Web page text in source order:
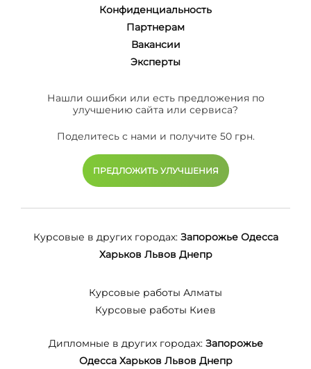
Конфиденциальность
Партнерам
Вакансии
Эксперты
Нашли ошибки или есть предложения по
улучшению сайта или сервиса?
Поделитесь с нами и получите 50 грн.
ПРЕДЛОЖИТЬ УЛУЧШЕНИЯ
Курсовые в других городах: Запорожье Одесса
Харьков Львов Днепр
Курсовые работы Алматы
Курсовые работы Киев
Дипломные в других городах: Запорожье
Одесса Харьков Львов Днепр